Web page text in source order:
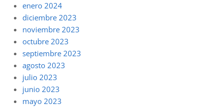
enero 2024
diciembre 2023
noviembre 2023
octubre 2023
septiembre 2023
agosto 2023
julio 2023
junio 2023
mayo 2023